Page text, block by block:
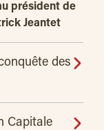
président de
Jeantet
des
Capitale